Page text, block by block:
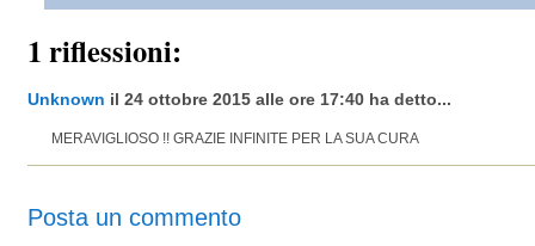
1 riflessioni:
Unknown il 24 ottobre 2015 alle ore 17:40 ha detto...
MERAVIGLIOSO !! GRAZIE INFINITE PER LA SUA CURA
Posta un commento